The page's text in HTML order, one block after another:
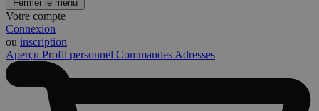
Fermer le menu
Votre compte
Connexion
ou inscription
Aperçu Profil personnel Commandes Adresses